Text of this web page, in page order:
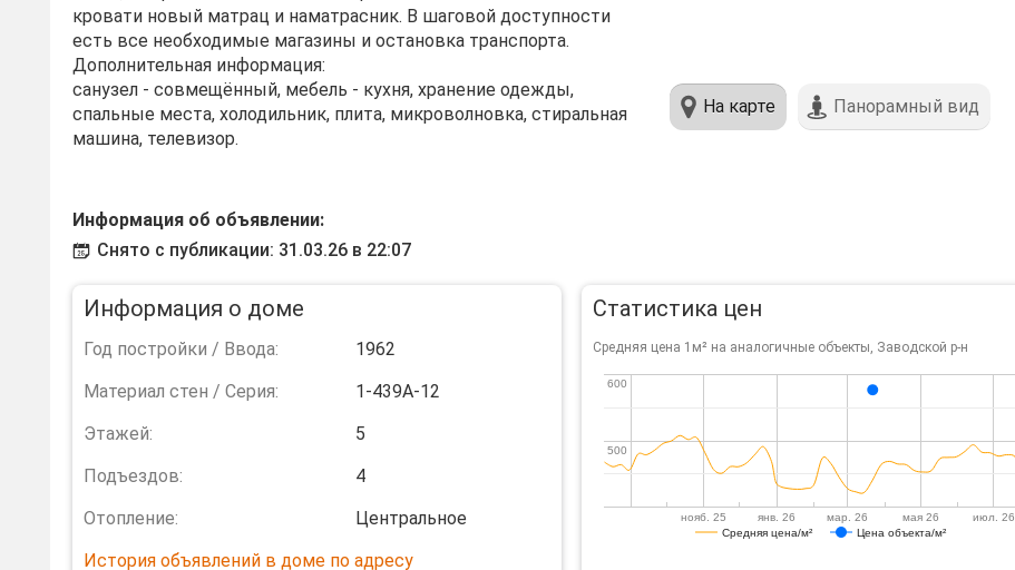
кровати новый матрац и наматрасник. В шаговой доступности
есть все необходимые магазины и остановка транспорта.
Дополнительная информация:
санузел - совмещённый, мебель - кухня, хранение одежды,
спальные места, холодильник, плита, микроволновка, стиральная
машина, телевизор.
Информация об объявлении:
Снято с публикации: 31.03.26 в 22:07
На карте Панорамный вид
Информация о доме
Год постройки / Ввода:
1962
Материал стен / Серия:
1-439А-12
Этажей:
5
Подъездов:
4
Отопление:
Центральное
История объявлений в доме по адресу
Статистика цен
Средняя цена 1м² на аналогичные объекты, Заводской р-н
Средняя цена/м² Цена объекта/м²
нояб. 25 янв. 26 мар. 26 мая 26 июл. 26
500
500
600
600